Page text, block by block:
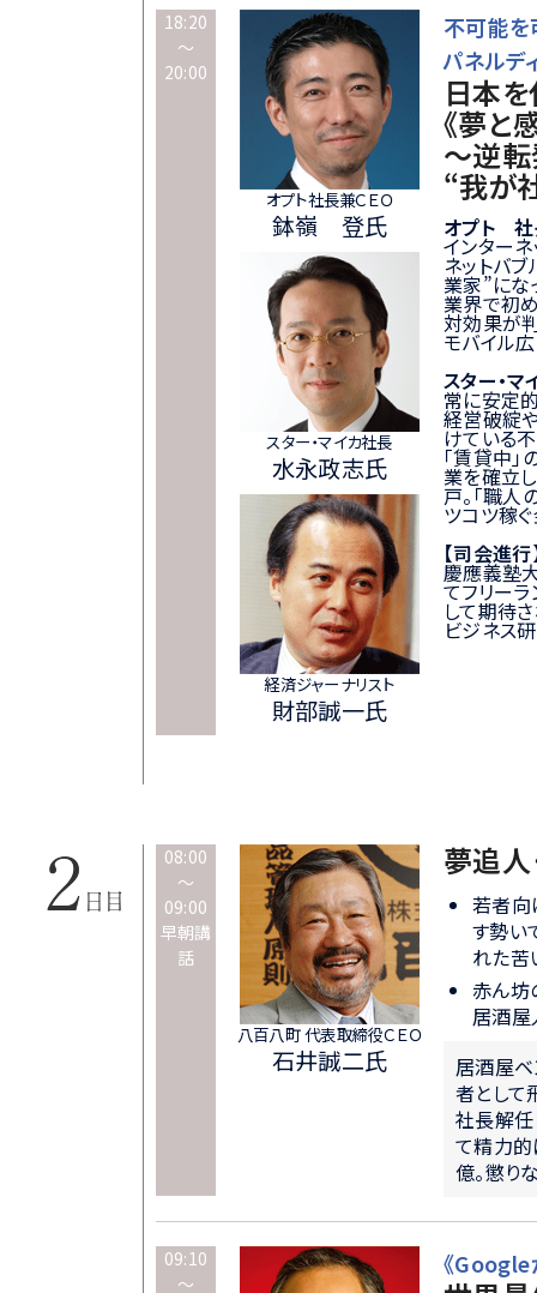
18:20
～
20:00
オプト社長兼ＣＥＯ
鉢嶺 登氏
スター・マイカ社長
水永政志氏
経済ジャーナリスト
財部誠一氏
不可能を
パネルデ
日本
《夢と
～逆
“我が
オプト
インター
ネットバ
業家”にな
業界で初
対効果が
モバイル
スター・
常に安定
経営破綻
けている
「賃貸中
業を確立
戸。「職
ツコツ稼
【司会進
慶應義塾
てフリーラ
して期待
ビジネス
08:00
～
09:00
早朝講
話
八百八町 代表取締役ＣＥＯ
石井誠二氏
夢追
若者向
す勢い
れた苦
赤ん坊
居酒屋
居酒屋ベ
者として
社長解任
て精力的
億。懲り
09:10
～
《Google